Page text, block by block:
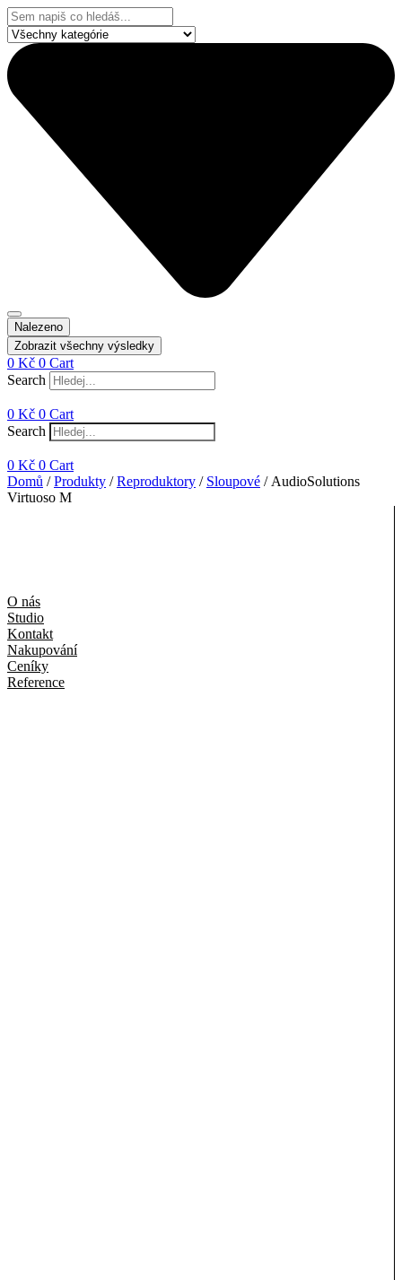
Přejít
k
obsahu
Search
...
Nalezeno
Zobrazit všechny výsledky
0 Kč 0 Cart
Search
0 Kč 0 Cart
Search
0 Kč 0 Cart
Domů /Produkty /Reproduktory / Sloupové / AudioSolutions
Virtuoso M
O nás
Studio
Kontakt
Nakupování
Ceníky
Reference